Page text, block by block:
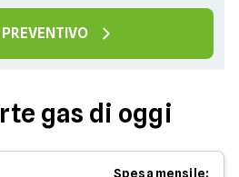
gas di oggi
Spesa mensile: